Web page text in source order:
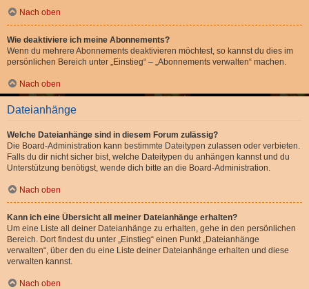
Nach oben
Wie deaktiviere ich meine Abonnements?
Wenn du mehrere Abonnements deaktivieren möchtest, so kannst du dies im
persönlichen Bereich unter „Einstieg“ – „Abonnements verwalten“ machen.
Nach oben
Dateianhänge
Welche Dateianhänge sind in diesem Forum zulässig?
Die Board-Administration kann bestimmte Dateitypen zulassen oder verbieten.
Falls du dir nicht sicher bist, welche Dateitypen du anhängen kannst und du
Unterstützung benötigst, wende dich bitte an die Board-Administration.
Nach oben
Kann ich eine Übersicht all meiner Dateianhänge erhalten?
Um eine Liste all deiner Dateianhänge zu erhalten, gehe in den persönlichen
Bereich. Dort findest du unter „Einstieg“ einen Punkt „Dateianhänge
verwalten“, über den du eine Liste deiner Dateianhänge erhalten und diese
verwalten kannst.
Nach oben